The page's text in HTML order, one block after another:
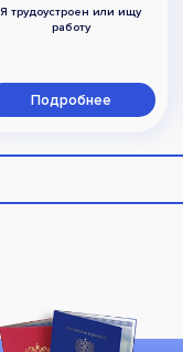
Я трудоустроен или ищу
работу
Подробнее